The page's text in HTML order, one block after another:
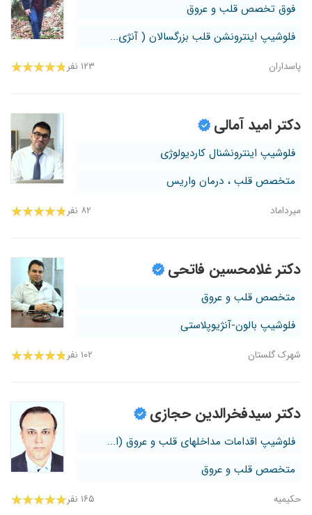
فوق تخصص قلب و عروق
فلوشیپ اینترونشن قلب بزرگسالان ( آنژی...
پاسداران ۱۲۳ نفر
دکتر امید آمالی
فلوشیپ اینترونشنال کاردیولوژی
متخصص قلب ، درمان واریس
میرداماد ۸۲ نفر
دکتر غلامحسین فاتحی
متخصص قلب و عروق
فلوشیپ بالون-آنژیوپلاستی
شهرک گلستان ۱۰۲ نفر
دکتر سیدفخرالدین حجازی
فلوشیپ اقدامات مداخلهای قلب و عروق (ا...
متخصص قلب و عروق
حکیمیه ۱۶۵ نفر